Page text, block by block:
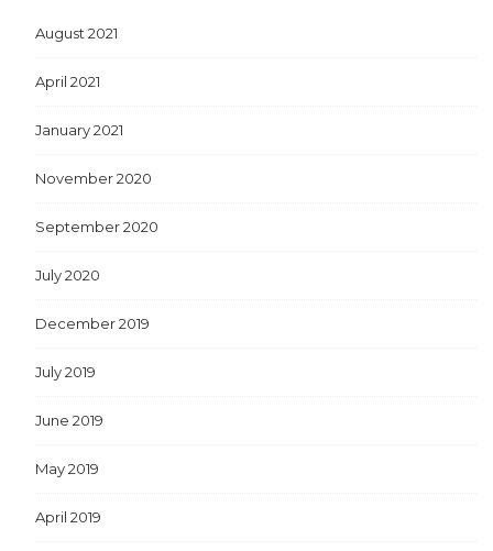
August 2021
April 2021
January 2021
November 2020
September 2020
July 2020
December 2019
July 2019
June 2019
May 2019
April 2019